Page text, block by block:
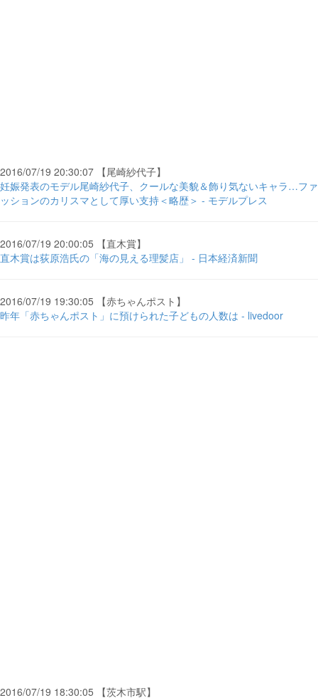
2016/07/19 20:30:07 【尾崎紗代子】
妊娠発表のモデル尾崎紗代子、クールな美貌＆飾り気ないキャラ…ファ
ッションのカリスマとして厚い支持＜略歴＞ - モデルプレス
2016/07/19 20:00:05 【直木賞】
直木賞は荻原浩氏の「海の見える理髪店」 - 日本経済新聞
2016/07/19 19:30:05 【赤ちゃんポスト】
昨年「赤ちゃんポスト」に預けられた子どもの人数は - livedoor
2016/07/19 18:30:05 【茨木市駅】